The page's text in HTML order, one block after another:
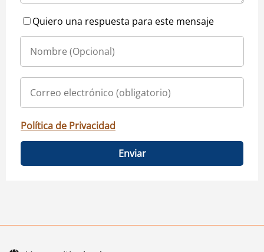
Quiero una respuesta para este mensaje
Política de Privacidad
Enviar